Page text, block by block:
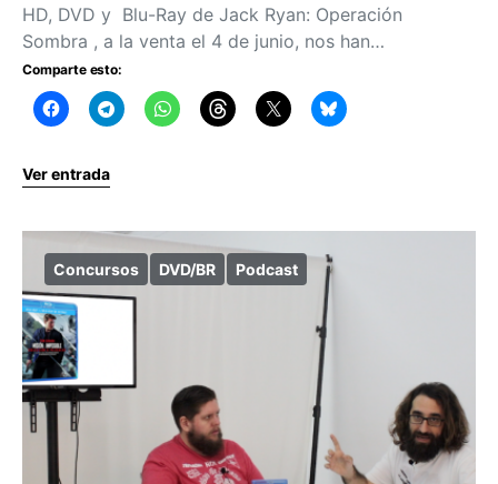
HD, DVD y Blu-Ray de Jack Ryan: Operación
Sombra , a la venta el 4 de junio, nos han…
Comparte esto:
Ver entrada
Concursos DVD/BR Podcast